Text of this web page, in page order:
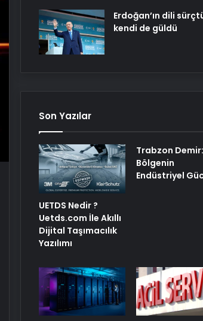
Erdoğan’ın dili
kendi de güldü
Son Yazılar
UETDS Nedir ?
Uetds.com İle Akıllı
Dijital Taşımacılık
Yazılımı
Trabzon Demir:
Bölgenin
Endüstriyel